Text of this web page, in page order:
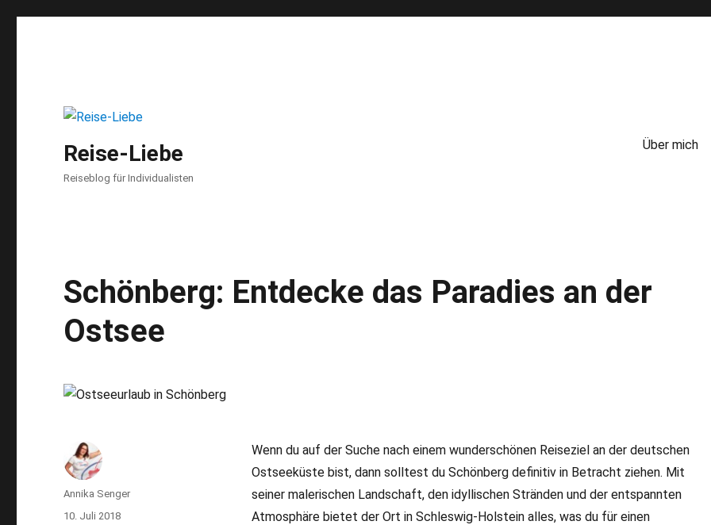
Reise-Liebe
Reiseblog für Individualisten
Über mich
Schönberg: Entdecke das Paradies an der
Ostsee
Wenn du auf der Suche nach einem wunderschönen Reiseziel an der deutschen
Ostseeküste bist, dann solltest du Schönberg definitiv in Betracht ziehen. Mit
seiner malerischen Landschaft, den idyllischen Stränden und der entspannten
Atmosphäre bietet der Ort in Schleswig-Holstein alles, was du für einen
Autor
Annika Senger
Veröffentlicht
10. Juli 2018